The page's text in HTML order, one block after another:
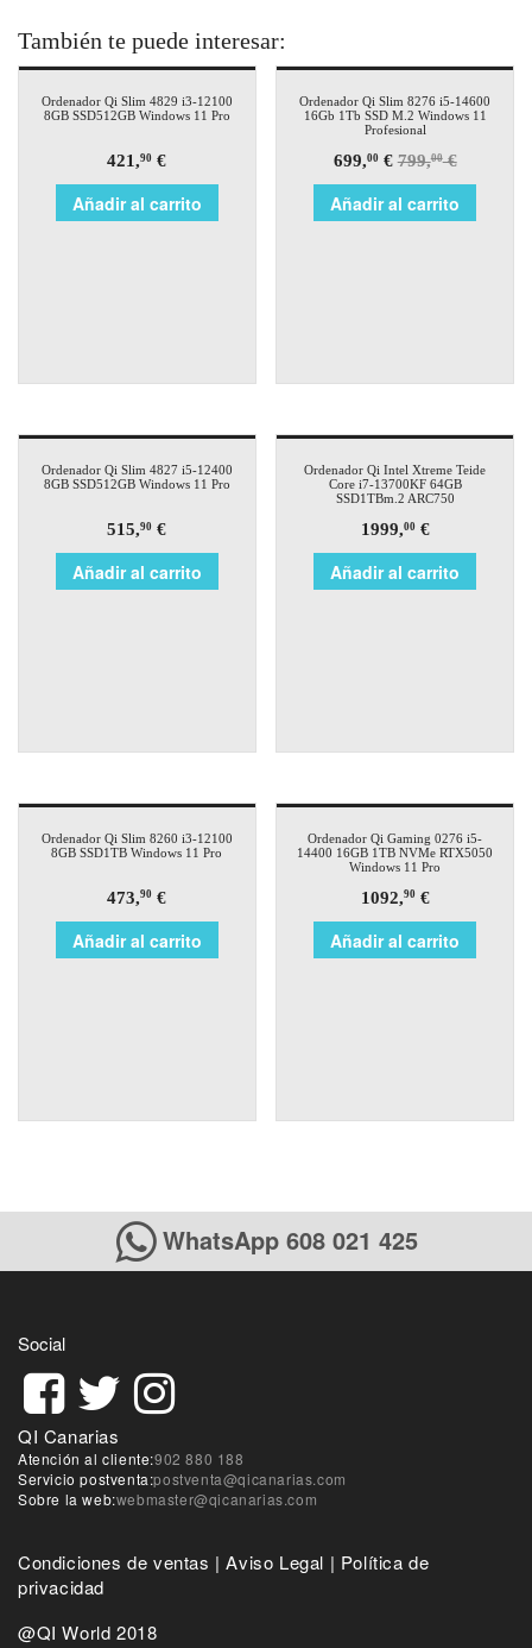
También te puede interesar:
Ordenador Qi Slim 4829 i3-12100
8GB SSD512GB Windows 11 Pro
421,90 €
Añadir al carrito
¡Oferta!
Ordenador Qi Slim 8276 i5-14600
16Gb 1Tb SSD M.2 Windows 11
Profesional
699,00€ 799,00€
Añadir al carrito
Ordenador Qi Slim 4827 i5-12400
8GB SSD512GB Windows 11 Pro
515,90 €
Añadir al carrito
Ordenador Qi Intel Xtreme Teide
Core i7-13700KF 64GB
SSD1TBm.2 ARC750
1999,00€
Añadir al carrito
Ordenador Qi Slim 8260 i3-12100
8GB SSD1TB Windows 11 Pro
473,90 €
Añadir al carrito
Ordenador Qi Gaming 0276 i5-
14400 16GB 1TB NVMe RTX5050
Windows 11 Pro
1092,90€
Añadir al carrito
WhatsApp 608 021 425
Social
QI Canarias
Atención al cliente:902 880 188
Servicio postventa:postventa@qicanarias.com
Sobre la web:webmaster@qicanarias.com
Condiciones de ventas |Aviso Legal | Política de
privacidad
@QI World 2018